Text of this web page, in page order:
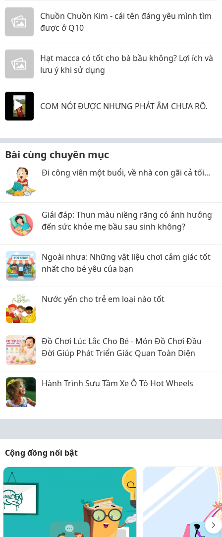
Chuồn Chuồn Kim - cái tên đáng yêu mình tìm
được ở Q10
Hạt macca có tốt cho bà bầu không? Lợi ích và
lưu ý khi sử dụng
COM NÓI ĐƯỢC NHƯNG PHÁT ÂM CHƯA RÕ.
Bài cùng chuyên mục
Đi công viên một buổi, về nhà con gãi cả tối...
Giải đáp: Thun màu niềng răng có ảnh hưởng
đến sức khỏe mẹ bầu sau sinh không?
Ngoài nhựa: Những vật liệu chơi cảm giác tốt
nhất cho bé yêu của bạn
Nước yến cho trẻ em loại nào tốt
Đồ Chơi Lúc Lắc Cho Bé - Món Đồ Chơi Đầu
Đời Giúp Phát Triển Giác Quan Toàn Diện
Hành Trình Sưu Tầm Xe Ô Tô Hot Wheels
Cộng đồng nổi bật